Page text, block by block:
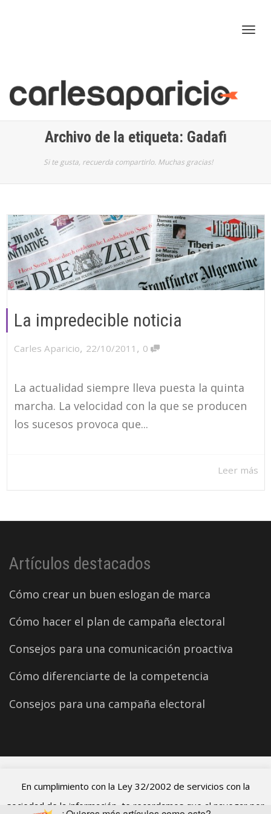
Archivo de la etiqueta: Gadafi
Si te gusta, recuerda compartirlo. Muchas gracias!
La impredecible noticia
Carles Aparicio, 22/10/2011 , 0
La actualidad siempre lleva puesta la quinta
marcha. La velocidad con la que se producen
los sucesos provoca que...
Leer más
Artículos destacados
Cómo crear un buen eslogan de marca
Cómo hacer el plan de campaña electoral
Consejos para una comunicación proactiva
Cómo diferenciarte de la competencia
Consejos para una campaña electoral
©2026 Carles Aparicio
En cumplimiento con la Ley 32/2002 de servicios con la
sociedad de la información, te recordamos que al navegar por